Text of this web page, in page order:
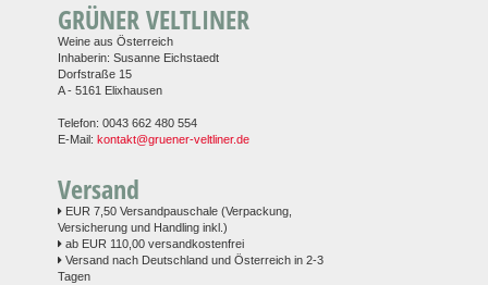
GRÜNER VELTLINER
Weine aus Österreich
Inhaberin: Susanne Eichstaedt
Dorfstraße 15
A - 5161 Elixhausen
Telefon: 0043 662 480 554
E-Mail: kontakt@gruener-veltliner.de
Versand
EUR 7,50 Versandpauschale (Verpackung,
Versicherung und Handling inkl.)
ab EUR 110,00 versandkostenfrei
Versand nach Deutschland und Österreich in 2-3
Tagen